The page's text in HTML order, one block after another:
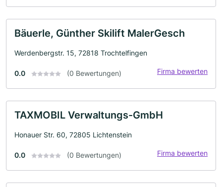
Bäuerle, Günther Skilift MalerGesch
Werdenbergstr. 15, 72818 Trochtelfingen
0.0 (0 Bewertungen) Firma bewerten
TAXMOBIL Verwaltungs-GmbH
Honauer Str. 60, 72805 Lichtenstein
0.0 (0 Bewertungen) Firma bewerten